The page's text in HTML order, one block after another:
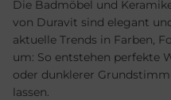
Die Badmöbel und
von Duravit sind elegant
aktuelle Trends in Farben,
um: So entstehen perfekte
oder dunklerer
lassen.